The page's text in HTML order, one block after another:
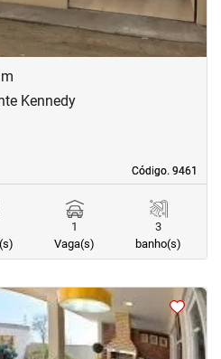
Código. 9461
Código. 9461
Kennedy
1
Vaga(s)
3
banho(s)